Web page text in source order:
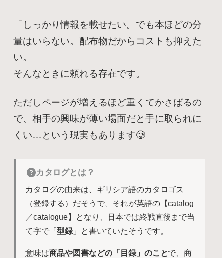
「しっかり情報を載せたい。でも本ほどの分
量はいらない。配布物だからコストも抑えた
い。」
そんなときに頼れる存在です。
ただしページが増えるほど重くてかさばるの
で、相手の興味が薄い場面だと手に取られに
くい…という現実もあります🥲
カタログとは？
カタログの由来は、ギリシア語のカタロゴス
（登録する）だそうで、それが英語の【catalog
／catalogue】となり、日本では終戦直後まで当
て字で「 型録 」と書いていたそうです。
意味は商品や図書などの「目録」のことで、商